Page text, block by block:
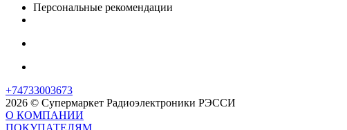
Персональные рекомендации
+74733003673
2026 © Супермаркет Радиоэлектроники РЭССИ
О КОМПАНИИ
ПОКУПАТЕЛЯМ